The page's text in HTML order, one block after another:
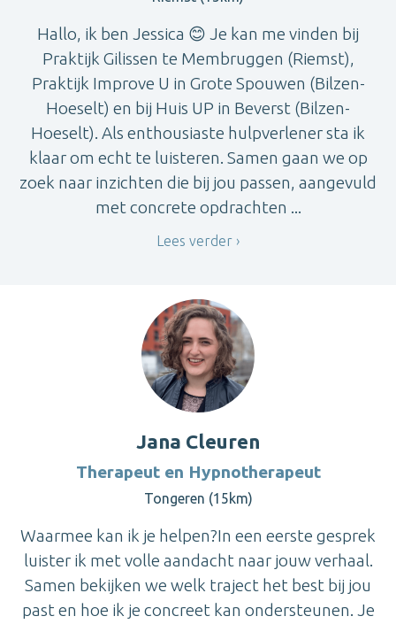
Hallo, ik ben Jessica 😊 Je kan me vinden bij
Praktijk Gilissen te Membruggen (Riemst),
Praktijk Improve U in Grote Spouwen (Bilzen-
Hoeselt) en bij Huis UP in Beverst (Bilzen-
Hoeselt). Als enthousiaste hulpverlener sta ik
klaar om echt te luisteren. Samen gaan we op
zoek naar inzichten die bij jou passen, aangevuld
met concrete opdrachten ...
Lees verder
Jana Cleuren
Therapeut en Hypnotherapeut
Tongeren (15km)
Waarmee kan ik je helpen?In een eerste gesprek
luister ik met volle aandacht naar jouw verhaal.
Samen bekijken we welk traject het best bij jou
past en hoe ik je concreet kan ondersteunen. Je